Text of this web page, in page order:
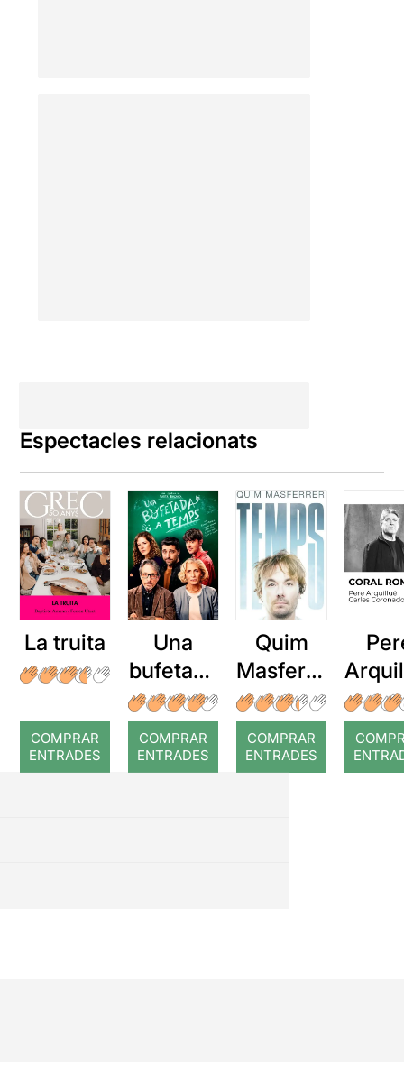
Espectacles relacionats
La truita
COMPRAR
ENTRADES
Una
bufetada
a temps
COMPRAR
ENTRADES
Quim
Masferre
r: Temps
COMPRAR
ENTRADES
: